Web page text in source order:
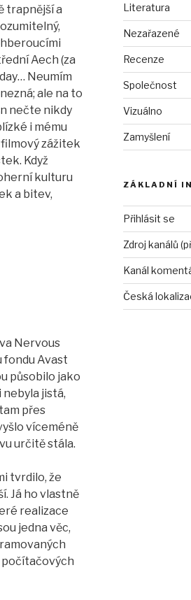
trapnější a
Aech (za
Neumím
ale na to
nečte nikdy
i mému
zážitek
Když
kulturu
a bitev,
Nervous
fondu Avast
působilo jako
jistá,
přes
víceméně
určitě stála.
tvrdilo, že
Já ho vlastně
realizace
jedna věc,
Literatura
Nezařazené
Recenze
Společnost
Vizuálno
Zamyšlení
ZÁKLADNÍ
Přihlásit se
Zdroj kanálů
Kanál
Česká